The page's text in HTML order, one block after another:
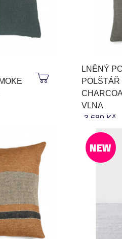
LNĚNÝ
VLNA
3 689 Kč
NEW